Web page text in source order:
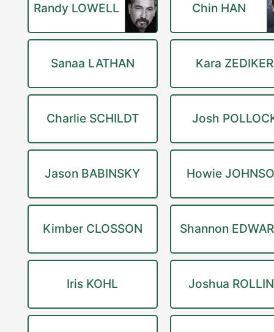
Randy LOWELL Chin HAN
Sanaa LATHAN Kara ZEDIKER
Charlie SCHILDT Josh
Jason BABINSKY Howie
Kimber CLOSSON Shannon
Iris KOHL Joshua